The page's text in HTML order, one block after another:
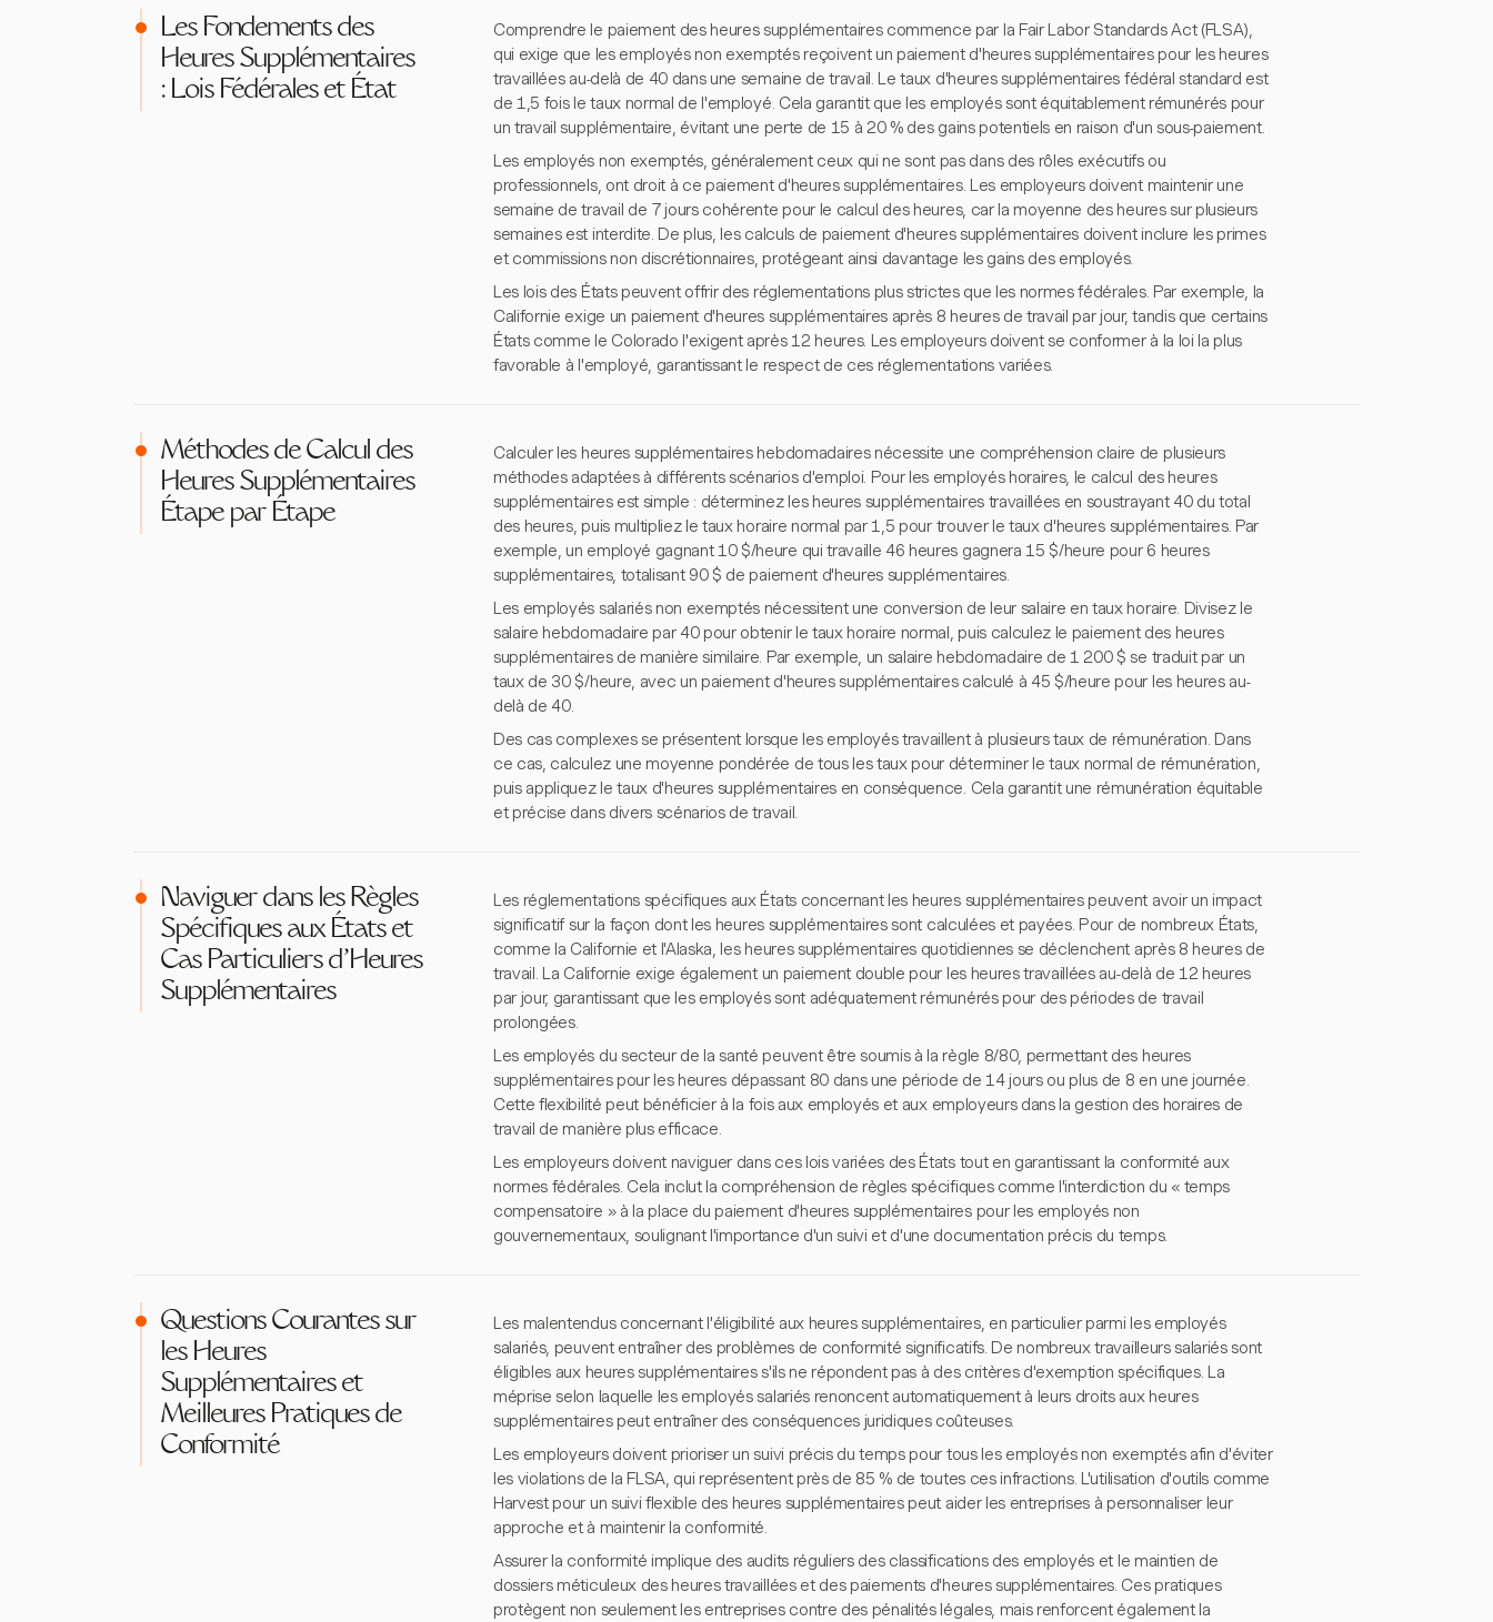
Les Fondements des
Heures Supplémentaires
: Lois Fédérales et État
Comprendre le paiement des heures supplémentaires commence par la Fair Labor Standards Act (FLSA),
qui exige que les employés non exemptés reçoivent un paiement d'heures supplémentaires pour les heures
travaillées au-delà de 40 dans une semaine de travail. Le taux d'heures supplémentaires fédéral standard est
de 1,5 fois le taux normal de l'employé. Cela garantit que les employés sont équitablement rémunérés pour
un travail supplémentaire, évitant une perte de 15 à 20 % des gains potentiels en raison d'un sous-paiement.
Les employés non exemptés, généralement ceux qui ne sont pas dans des rôles exécutifs ou
professionnels, ont droit à ce paiement d'heures supplémentaires. Les employeurs doivent maintenir une
semaine de travail de 7 jours cohérente pour le calcul des heures, car la moyenne des heures sur plusieurs
semaines est interdite. De plus, les calculs de paiement d'heures supplémentaires doivent inclure les primes
et commissions non discrétionnaires, protégeant ainsi davantage les gains des employés.
Les lois des États peuvent offrir des réglementations plus strictes que les normes fédérales. Par exemple, la
Californie exige un paiement d'heures supplémentaires après 8 heures de travail par jour, tandis que certains
États comme le Colorado l'exigent après 12 heures. Les employeurs doivent se conformer à la loi la plus
favorable à l'employé, garantissant le respect de ces réglementations variées.
Méthodes de Calcul des
Heures Supplémentaires
Étape par Étape
Calculer les heures supplémentaires hebdomadaires nécessite une compréhension claire de plusieurs
méthodes adaptées à différents scénarios d'emploi. Pour les employés horaires, le calcul des heures
supplémentaires est simple : déterminez les heures supplémentaires travaillées en soustrayant 40 du total
des heures, puis multipliez le taux horaire normal par 1,5 pour trouver le taux d'heures supplémentaires. Par
exemple, un employé gagnant 10 $/heure qui travaille 46 heures gagnera 15 $/heure pour 6 heures
supplémentaires, totalisant 90 $ de paiement d'heures supplémentaires.
Les employés salariés non exemptés nécessitent une conversion de leur salaire en taux horaire. Divisez le
salaire hebdomadaire par 40 pour obtenir le taux horaire normal, puis calculez le paiement des heures
supplémentaires de manière similaire. Par exemple, un salaire hebdomadaire de 1 200 $ se traduit par un
taux de 30 $/heure, avec un paiement d'heures supplémentaires calculé à 45 $/heure pour les heures au-
delà de 40.
Des cas complexes se présentent lorsque les employés travaillent à plusieurs taux de rémunération. Dans
ce cas, calculez une moyenne pondérée de tous les taux pour déterminer le taux normal de rémunération,
puis appliquez le taux d'heures supplémentaires en conséquence. Cela garantit une rémunération équitable
et précise dans divers scénarios de travail.
Naviguer dans les Règles
Spécifiques aux États et
Cas Particuliers d'Heures
Supplémentaires
Les réglementations spécifiques aux États concernant les heures supplémentaires peuvent avoir un impact
significatif sur la façon dont les heures supplémentaires sont calculées et payées. Pour de nombreux États,
comme la Californie et l'Alaska, les heures supplémentaires quotidiennes se déclenchent après 8 heures de
travail. La Californie exige également un paiement double pour les heures travaillées au-delà de 12 heures
par jour, garantissant que les employés sont adéquatement rémunérés pour des périodes de travail
prolongées.
Les employés du secteur de la santé peuvent être soumis à la règle 8/80, permettant des heures
supplémentaires pour les heures dépassant 80 dans une période de 14 jours ou plus de 8 en une journée.
Cette flexibilité peut bénéficier à la fois aux employés et aux employeurs dans la gestion des horaires de
travail de manière plus efficace.
Les employeurs doivent naviguer dans ces lois variées des États tout en garantissant la conformité aux
normes fédérales. Cela inclut la compréhension de règles spécifiques comme l'interdiction du « temps
compensatoire » à la place du paiement d'heures supplémentaires pour les employés non
gouvernementaux, soulignant l'importance d'un suivi et d'une documentation précis du temps.
Questions Courantes sur
les Heures
Supplémentaires et
Meilleures Pratiques de
Conformité
Les malentendus concernant l'éligibilité aux heures supplémentaires, en particulier parmi les employés
salariés, peuvent entraîner des problèmes de conformité significatifs. De nombreux travailleurs salariés sont
éligibles aux heures supplémentaires s'ils ne répondent pas à des critères d'exemption spécifiques. La
méprise selon laquelle les employés salariés renoncent automatiquement à leurs droits aux heures
supplémentaires peut entraîner des conséquences juridiques coûteuses.
Les employeurs doivent prioriser un suivi précis du temps pour tous les employés non exemptés afin d'éviter
les violations de la FLSA, qui représentent près de 85 % de toutes ces infractions. L'utilisation d'outils comme
Harvest pour un suivi flexible des heures supplémentaires peut aider les entreprises à personnaliser leur
approche et à maintenir la conformité.
Assurer la conformité implique des audits réguliers des classifications des employés et le maintien de
dossiers méticuleux des heures travaillées et des paiements d'heures supplémentaires. Ces pratiques
protègent non seulement les entreprises contre des pénalités légales, mais renforcent également la